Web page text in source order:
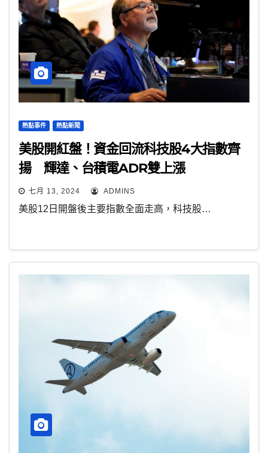
熱點事件 熱點新聞
美股開紅盤！資金回流科技股4大指數齊
揚 輝達、台積電ADR雙上漲
七月 13, 2024 ADMINS
美股12日開盤後主要指數全面走高，科技股…